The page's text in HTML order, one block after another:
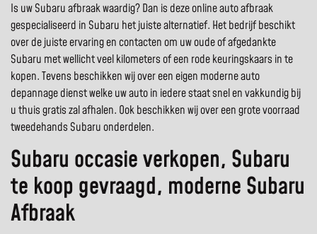
Is uw Subaru afbraak waardig? Dan is deze online auto afbraak
gespecialiseerd in Subaru het juiste alternatief. Het bedrijf beschikt
over de juiste ervaring en contacten om uw oude of afgedankte
Subaru met wellicht veel kilometers of een rode keuringskaars in te
kopen. Tevens beschikken wij over een eigen moderne auto
depannage dienst welke uw auto in iedere staat snel en vakkundig bij
u thuis gratis zal afhalen. Ook beschikken wij over een grote voorraad
tweedehands Subaru onderdelen.
Subaru occasie verkopen, Subaru
te koop gevraagd, moderne Subaru
Afbraak